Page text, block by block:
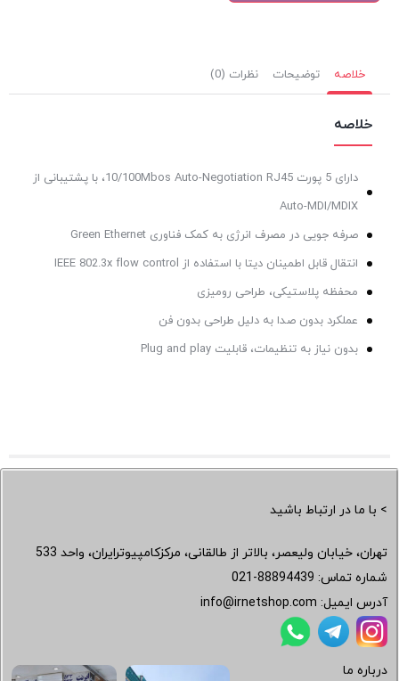
خلاصه توضیحات نظرات (0)
خلاصه
دارای 5 پورت 10/100Mbos Auto-Negotiation RJ45، با پشتیبانی از
Auto-MDI/MDIX
صرفه جویی در مصرف انرژی به کمک فناوری Green Ethernet
انتقال قابل اطمینان دیتا با استفاده از IEEE 802.3x flow control
محفظه پلاستیکی، طراحی رومیزی
عملکرد بدون صدا به دلیل طراحی بدون فن
بدون نیاز به تنظیمات، قابلیت Plug and play
> با ما در ارتباط باشید
تهران، خیابان ولیعصر، بالاتر از طالقانی، مرکزکامپیوترایران، واحد 533
شماره تماس: 021-88894439
آدرس ایمیل: info@irnetshop.com
درباره ما